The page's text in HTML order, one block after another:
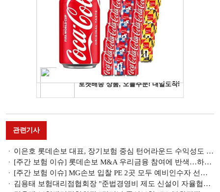
관련기사
이은호 롯데손보 대표, 장기보험 중심 턴어라운드 수익성도 견인 [금융사 2024 1분기 실적]
[주간 보험 이슈] 롯데손보 M&A 우리금융 참여에 반색…하나·신한금융 참전 가능성은 外
[주간 보험 이슈] MG손보 입찰 PE 2곳 모두 예비인수자 선정…입찰 나선 PE 2곳 면면은 外
김용태 보험대리점협회장 "준법경영비 제도 신설이 자율협약 활성화 기반"